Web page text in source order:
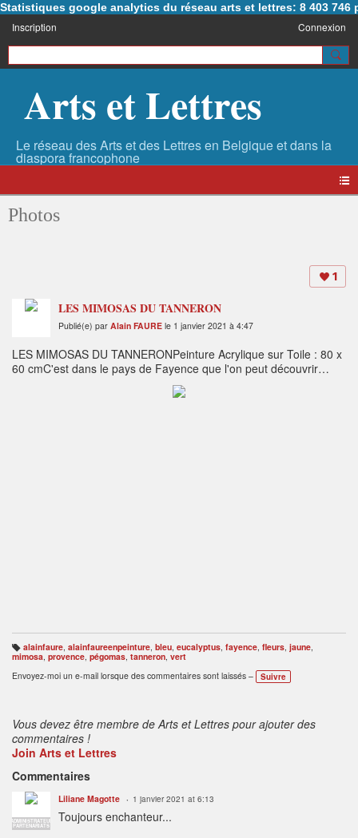
Statistiques google analytics du réseau arts et lettres: 8 403 746
Inscription Connexion
Arts et Lettres
Photos
1
LES MIMOSAS DU TANNERON
Publié(e) par Alain FAURE le 1 janvier 2021 à 4:47
LES MIMOSAS DU TANNERONPeinture Acrylique sur Toile : 80 x
60 cmC'est dans le pays de Fayence que l'on peut découvrir
quelques petits villages perchés dont celui de Tanneron. De
décembre à Mars les collines de cette belle région sont couvertes
B
ali
s
e
alainfaure, alainfaureenpeinture, bleu, eucalyptus, fayence, fleurs, jaune,
mimosa provence pégomas tanneron vert
Envoyez-moi un e-mail lorsque des commentaires sont laissés –
Suivre
Vous devez être membre de Arts et Lettres pour ajouter des
commentaires !
Join Arts et Lettres
Commentaires
ADMINISTRATEUR
PARTENARIATS
Liliane Magotte 1 janvier 2021 at 6:13
Toujours enchanteur...